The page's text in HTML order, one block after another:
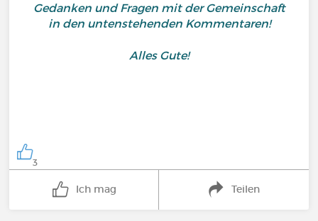
Gedanken und Fragen mit der Gemeinschaft
in den untenstehenden Kommentaren!
Alles Gute!
3
Ich mag Teilen